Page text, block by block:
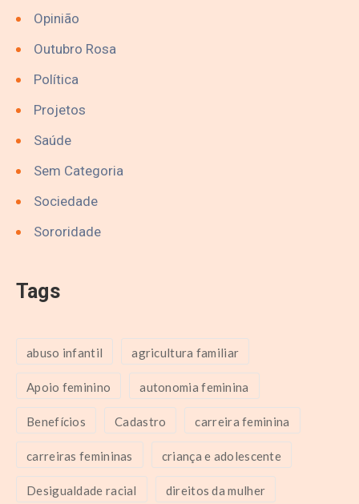
Opinião
Outubro Rosa
Política
Projetos
Saúde
Sem Categoria
Sociedade
Sororidade
Tags
abuso infantil agricultura familiar
Apoio feminino autonomia feminina
Benefícios Cadastro carreira feminina
carreiras femininas criança e adolescente
Desigualdade racial direitos da mulher